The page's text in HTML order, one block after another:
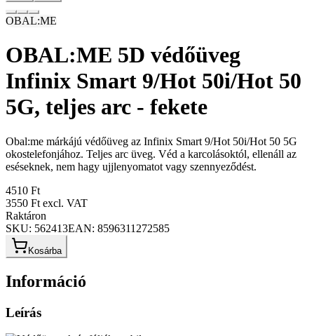
OBAL:ME
OBAL:ME 5D védőüveg
Infinix Smart 9/Hot 50i/Hot 50
5G, teljes arc - fekete
Obal:me márkájú védőüveg az Infinix Smart 9/Hot 50i/Hot 50 5G
okostelefonjához. Teljes arc üveg. Véd a karcolásoktól, ellenáll az
eséseknek, nem hagy ujjlenyomatot vagy szennyeződést.
4510 Ft
3550 Ft excl. VAT
Raktáron
SKU: 562413EAN: 8596311272585
Kosárba
Információ
Leírás